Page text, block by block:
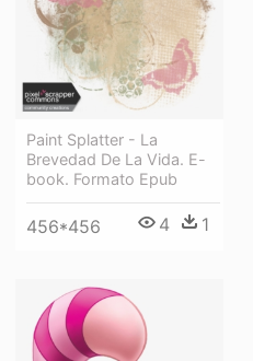
Paint Splatter - La
Brevedad De La Vida. E-
book. Formato Epub
456*456 4 1